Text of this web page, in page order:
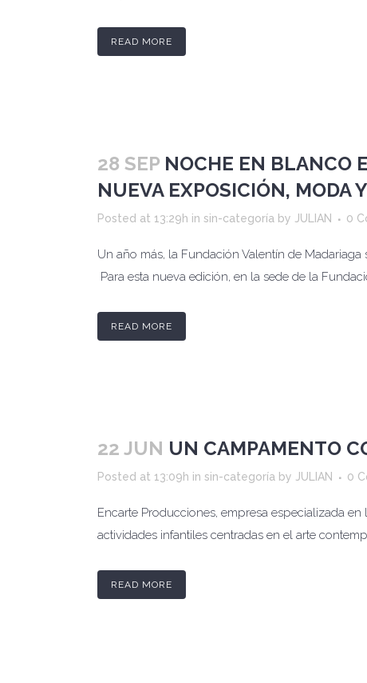
READ MORE
28 SEP NOCHE EN BLANCO
NUEVA EXPOSICIÓN, MODA
Posted at 13:29h in sin-categoría by JULIAN 0
Un año más, la Fundación Valentín de
Para esta nueva edición, en la sede de la
READ MORE
22 JUN UN CAMPAMENTO
Posted at 13:09h in sin-categoría by JULIAN 0
Encarte Producciones, empresa especializada
actividades infantiles centradas en el arte
READ MORE